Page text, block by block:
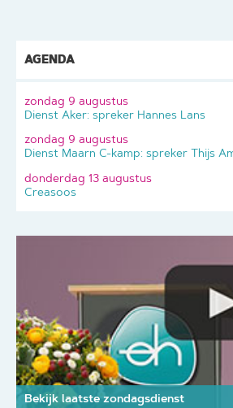
AGENDA
zondag 9 augustus
Dienst Aker: spreker Hannes Lans
zondag 9 augustus
Dienst Maarn C-kamp: spreker Thijs
donderdag 13 augustus
Creasoos
Bekijk laatste zondagsdienst